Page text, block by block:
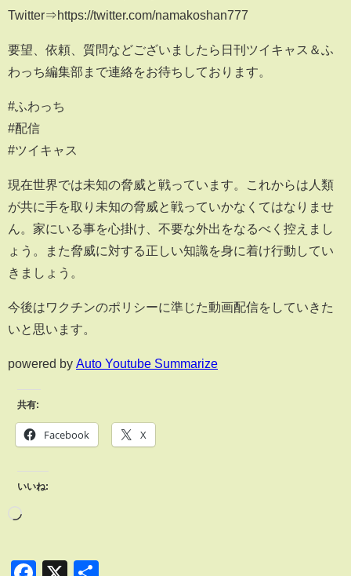
Twitter⇒https://twitter.com/namakoshan777
要望、依頼、質問などございましたら日刊ツイキャス＆ふ
わっち編集部まで連絡をお待ちしております。
#ふわっち
#配信
#ツイキャス
現在世界では未知の脅威と戦っています。これからは人類
が共に手を取り未知の脅威と戦っていかなくてはなりませ
ん。家にいる事を心掛け、不要な外出をなるべく控えまし
ょう。また脅威に対する正しい知識を身に着け行動してい
きましょう。
今後はワクチンのポリシーに準じた動画配信をしていきた
いと思います。
powered by Auto Youtube Summarize
共有:
Facebook X
いいね: